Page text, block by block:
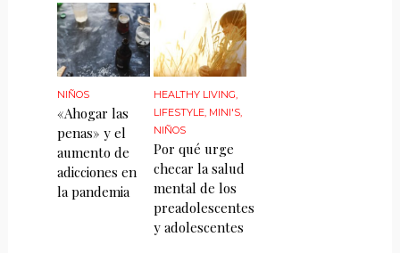
NIÑOS
«Ahogar las
penas» y el
aumento de
adicciones en
la pandemia
HEALTHY LIVING
LIFESTYLE MINI'S
NIÑOS
Por qué urge
checar la salud
mental de los
preadolescentes
y adolescentes